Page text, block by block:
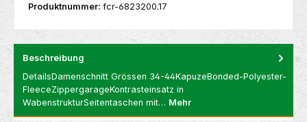
Produktnummer: fcr-6823200.17
Beschreibung
DetailsDamenschnitt Grössen 34-44KapuzeBonded-Polyester-
FleeceZippergarageKontrasteinsatz in
WabenstrukturSeitentaschen mit… Mehr